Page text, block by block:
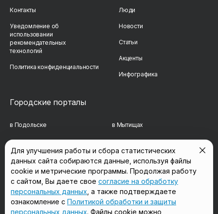
Контакты
Уведомление об
использовании
рекомендательных
технологий
Политика конфиденциальности
Люди
Новости
Статьи
Акценты
Инфографика
Городские порталы
в Подольске в Мытищах
в Сергиевом Посаде в Люберцах
в Красногорске в Королёве
в Домодедово в Щёлково
Для улучшения работы и сбора статистических
данных сайта собираются данные, используя файлы
cookie и метрические программы. Продолжая работу
с сайтом, Вы даете свое согласие на обработку
персональных данных , а также подтверждаете
ознакомление с Политикой обработки и защиты
персональных данных. Файлы cookie можно